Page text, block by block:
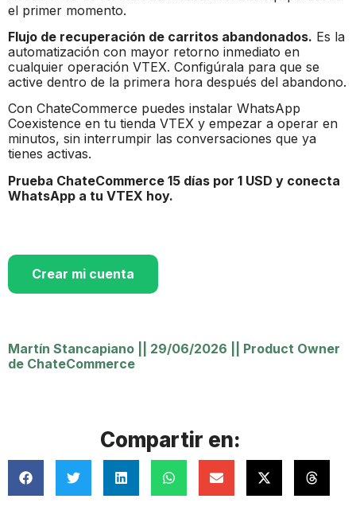
el primer momento.
Flujo de recuperación de carritos abandonados. Es la
automatización con mayor retorno inmediato en
cualquier operación VTEX. Configúrala para que se
active dentro de la primera hora después del abandono.
Con ChateCommerce puedes instalar WhatsApp
Coexistence en tu tienda VTEX y empezar a operar en
minutos, sin interrumpir las conversaciones que ya
tienes activas.
Prueba ChateCommerce 15 días por 1 USD y conecta
WhatsApp a tu VTEX hoy.
Crear mi cuenta
Martín Stancapiano 29/06/2026
Product Owner
de ChateCommerce
Compartir en: